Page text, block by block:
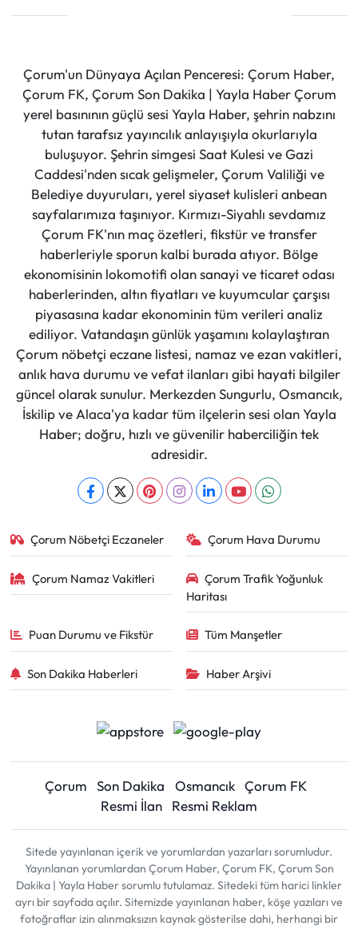
Çorum'un Dünyaya Açılan Penceresi: Çorum Haber,
Çorum FK, Çorum Son Dakika | Yayla Haber Çorum
yerel basınının güçlü sesi Yayla Haber, şehrin nabzını
tutan tarafsız yayıncılık anlayışıyla okurlarıyla
buluşuyor. Şehrin simgesi Saat Kulesi ve Gazi
Caddesi'nden sıcak gelişmeler, Çorum Valiliği ve
Belediye duyuruları, yerel siyaset kulisleri anbean
sayfalarımıza taşınıyor. Kırmızı-Siyahlı sevdamız
Çorum FK'nın maç özetleri, fikstür ve transfer
haberleriyle sporun kalbi burada atıyor. Bölge
ekonomisinin lokomotifi olan sanayi ve ticaret odası
haberlerinden, altın fiyatları ve kuyumcular çarşısı
piyasasına kadar ekonominin tüm verileri analiz
ediliyor. Vatandaşın günlük yaşamını kolaylaştıran
Çorum nöbetçi eczane listesi, namaz ve ezan vakitleri,
anlık hava durumu ve vefat ilanları gibi hayati bilgiler
güncel olarak sunulur. Merkezden Sungurlu, Osmancık,
İskilip ve Alaca'ya kadar tüm ilçelerin sesi olan Yayla
Haber; doğru, hızlı ve güvenilir haberciliğin tek
adresidir.
Çorum Nöbetçi Eczaneler Çorum Hava Durumu
Çorum Namaz Vakitleri
Çorum Trafik Yoğunluk
Haritası
Puan Durumu ve Fikstür Tüm Manşetler
Son Dakika Haberleri Haber Arşivi
Çorum Son Dakika Osmancık Çorum FK
Resmi İlan
Resmi Reklam
Sitede yayınlanan içerik ve yorumlardan yazarları sorumludur.
Yayınlanan yorumlardan Çorum Haber, Çorum FK, Çorum Son
Dakika | Yayla Haber sorumlu tutulamaz. Sitedeki tüm harici linkler
ayrı bir sayfada açılır. Sitemizde yayınlanan haber, köşe yazıları ve
fotoğraflar izin alınmaksızın kaynak gösterilse dahi, herhangi bir